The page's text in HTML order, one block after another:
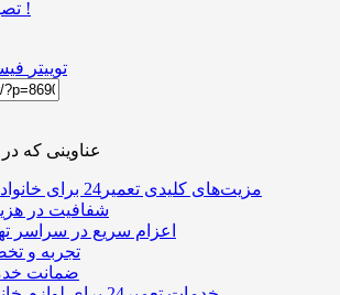
توییتر
عناوینی که
مزیت‌های کلیدی تعمیر24 برای خانواده‌های تهرانی
شفافیت در
اعزام سریع در سراسر
تجربه و
ضمانت